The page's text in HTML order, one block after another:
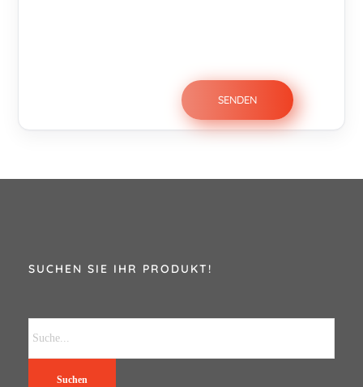
SUCHEN SIE IHR PRODUKT!
Suchen